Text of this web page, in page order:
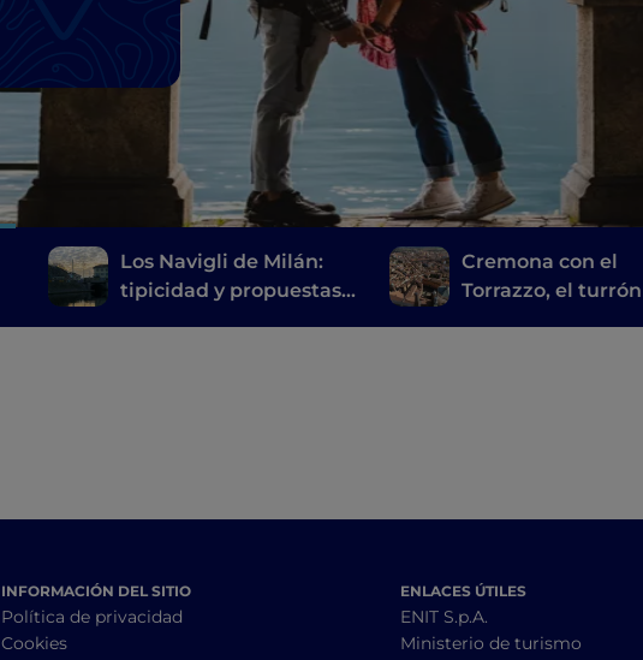
Los Navigli de Milán:
tipicidad y propuestas
Cremona con el
Torrazzo, el
INFORMACIÓN DEL SITIO
Política de privacidad
Cookies
ENLACES ÚTILES
ENIT S.p.A.
Ministerio de turismo